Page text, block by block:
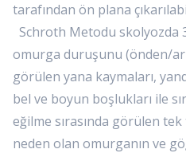
tarafından ön plana
Schroth Metodu skolyozda
omurga duruşunu (önden/
görülen yana kaymaları,
bel ve boyun boşlukları ile
eğilme sırasında görülen
neden olan omurganın ve